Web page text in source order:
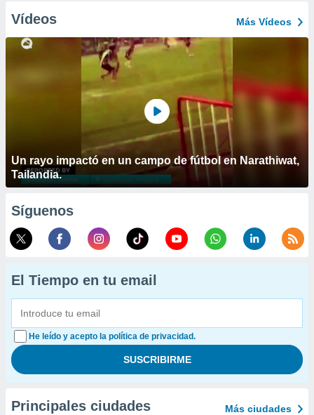
Vídeos Más Vídeos
Un rayo impactó en un campo de fútbol en Narathiwat,
Tailandia.
Síguenos
El Tiempo en tu email
He leído y acepto la política de privacidad.
Principales ciudades Más ciudades